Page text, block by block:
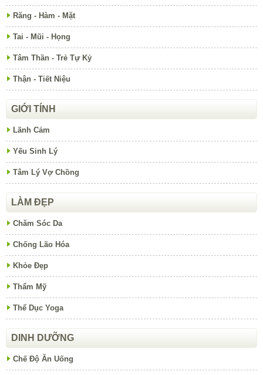
Răng - Hàm - Mặt
Tai - Mũi - Họng
Tâm Thần - Trẻ Tự Kỷ
Thận - Tiết Niệu
GIỚI TÍNH
Lãnh Cảm
Yếu Sinh Lý
Tâm Lý Vợ Chồng
LÀM ĐẸP
Chăm Sóc Da
Chống Lão Hóa
Khỏe Đẹp
Thẩm Mỹ
Thể Dục Yoga
DINH DƯỠNG
Chế Độ Ăn Uống